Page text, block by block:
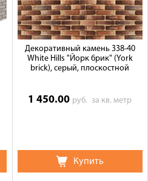
Декоративный камень 338-40
White Hills "Йорк брик" (York
brick), серый, плоскостной
1 450.00 руб.за кв. метр
Купить